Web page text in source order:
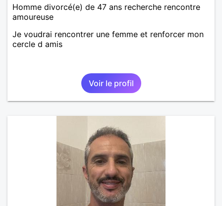
Homme divorcé(e) de 47 ans recherche rencontre
amoureuse
Je voudrai rencontrer une femme et renforcer mon
cercle d amis
Voir le profil